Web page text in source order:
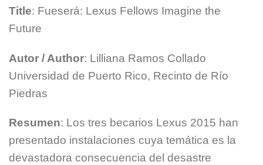
Title: Fueserá: Lexus Fellows Imagine the
Future
Autor / Author: Lilliana Ramos Collado
Universidad de Puerto Rico, Recinto de Río
Piedras
Resumen: Los tres becarios Lexus 2015 han
presentado instalaciones cuya temática es la
devastadora consecuencia del desastre